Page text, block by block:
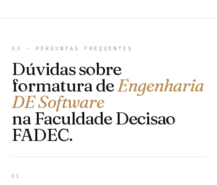
03 · PERGUNTAS FREQUENTES
Dúvidas sobre
formatura deEngenharia
DE Software
na Faculdade Decisao
FADEC.
01